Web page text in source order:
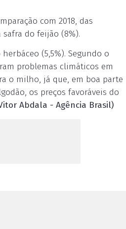
com 2018, das
do feijão (8%).
(5,5%). Segundo o
problemas climáticos em
o milho, já que, em boa parte
os preços favoráveis do
Abdala - Agência Brasil)